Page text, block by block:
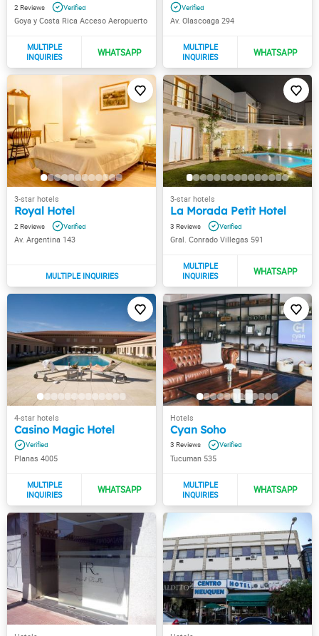
2
Goya y Costa Rica Acceso Aeropuerto Av. Olascoaga 294
Royal Hotel
2
Av. Argentina 143
La Morada Petit Hotel
3
Gral. Conrado Villegas 591
Casino Magic Hotel
Planas 4005
Cyan Soho
3
Tucuman 535